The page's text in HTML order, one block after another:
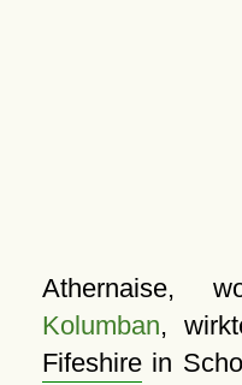
Athernaise,
Kolumban,
Fifeshirein